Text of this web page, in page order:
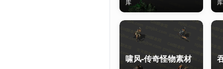
库
库
啸风-传奇怪物素材